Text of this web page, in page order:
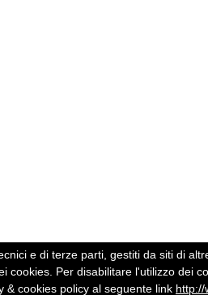
e di terze parti, gestiti da siti di
cookies. Per disabilitare l'utilizzo dei
& cookies policy al seguente link http://